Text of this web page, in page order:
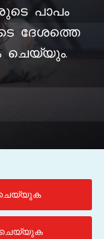
പാപം
ദേശത്തെ
ചെയ്യുക